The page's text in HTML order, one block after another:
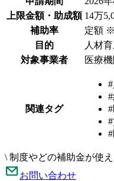
上限金額・助成額 14万
補助率
定額
目的
人材
対象事業者
医療機
関連タグ
\ 制度やどの補助金が使
お問い合わせ